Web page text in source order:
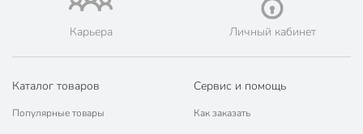
Карьера Личный кабинет
Каталог товаров
Популярные товары
Сервис и помощь
Как заказать